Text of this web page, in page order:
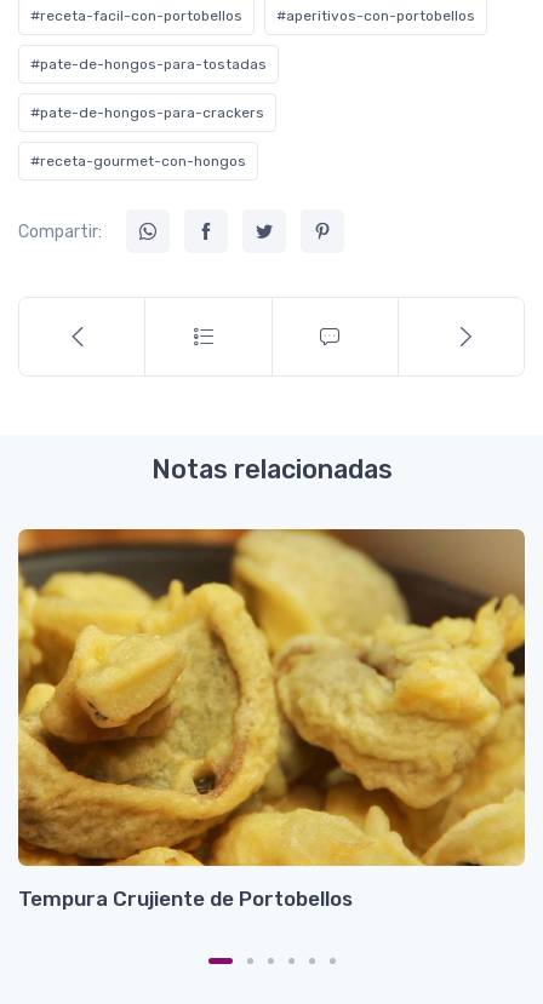
#receta-facil-con-portobellos #aperitivos-con-portobellos
#pate-de-hongos-para-tostadas
#pate-de-hongos-para-crackers
#receta-gourmet-con-hongos
Compartir:
Notas relacionadas
Tempura Crujiente de Portobellos